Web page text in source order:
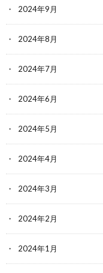
2024年9月
2024年8月
2024年7月
2024年6月
2024年5月
2024年4月
2024年3月
2024年2月
2024年1月